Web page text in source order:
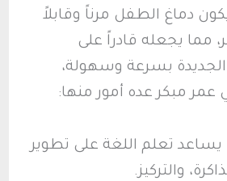
دماغ الطفل مرناً وقابلاً
مما يجعله قادراً على
بسرعة وسهولة،
عمر مبكر عده أمور منها:
يساعد تعلم اللغة على تطوير
والتركيز.